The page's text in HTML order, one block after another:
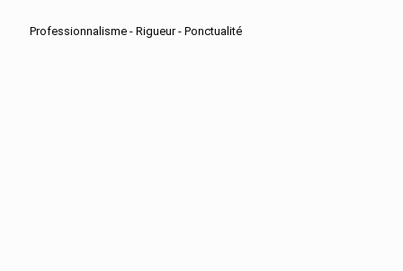
Professionnalisme - Rigueur - Ponctualité